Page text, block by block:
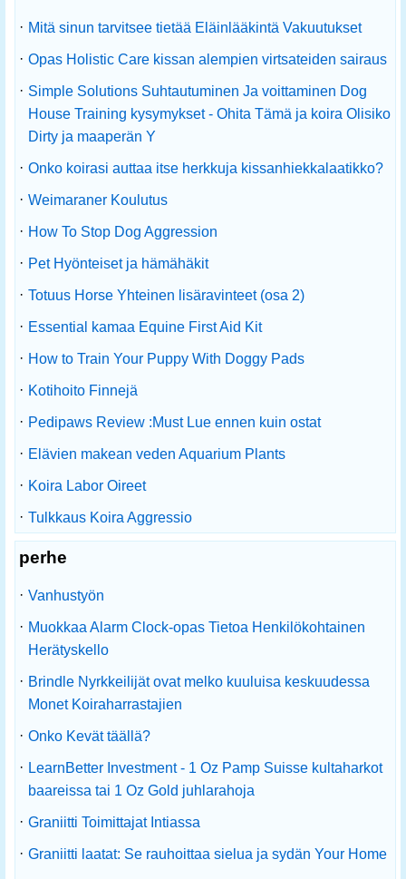
· Mitä sinun tarvitsee tietää Eläinlääkintä Vakuutukset
· Opas Holistic Care kissan alempien virtsateiden sairaus
· Simple Solutions Suhtautuminen Ja voittaminen Dog
House Training kysymykset - Ohita Tämä ja koira Olisiko
Dirty ja maaperän Y
· Onko koirasi auttaa itse herkkuja kissanhiekkalaatikko?
· Weimaraner Koulutus
· How To Stop Dog Aggression
· Pet Hyönteiset ja hämähäkit
· Totuus Horse Yhteinen lisäravinteet (osa 2)
· Essential kamaa Equine First Aid Kit
· How to Train Your Puppy With Doggy Pads
· Kotihoito Finnejä
· Pedipaws Review :Must Lue ennen kuin ostat
· Elävien makean veden Aquarium Plants
· Koira Labor Oireet
· Tulkkaus Koira Aggressio
perhe
· Vanhustyön
· Muokkaa Alarm Clock-opas Tietoa Henkilökohtainen
Herätyskello
· Brindle Nyrkkeilijät ovat melko kuuluisa keskuudessa
Monet Koiraharrastajien
· Onko Kevät täällä?
· LearnBetter Investment - 1 Oz Pamp Suisse kultaharkot
baareissa tai 1 Oz Gold juhlarahoja
· Graniitti Toimittajat Intiassa
· Graniitti laatat: Se rauhoittaa sielua ja sydän Your Home